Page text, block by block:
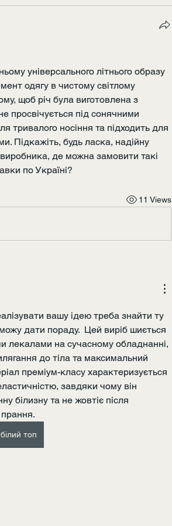
універсального літнього образу
одягу в чистому світлому
щоб річ була виготовлена з
просвічується під сонячними
тривалого носіння та підходить для
Підкажіть, будь ласка, надійну
де можна замовити такі
по Україні?
11 Views
вашу ідею треба знайти ту
дати пораду.  Цей виріб шиється
лекалами на сучасному обладнанні,
до тіла та максимальний
преміум-класу характеризується
завдяки чому він
білизну та не жовтіє після
білий топ